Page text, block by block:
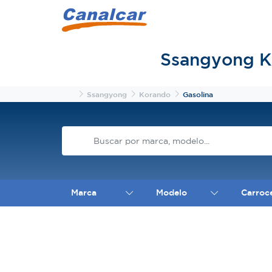
Ssangyong
InicioSsangyong Korando Gasolina
Marca Modelo